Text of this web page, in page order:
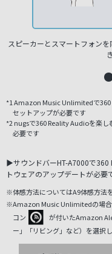
スピーカーとスマートフォン
*1 Amazon Music Unlimitedで
セットアップが必要です
*2 nugsで360 Reality Audioを楽
必要です
▶サウンドバーHT-A7000で360
トウェアのアップデートが必要
※体感方法についてはA9体感方法
※Amazon Music Unlimitedの場合
コン
が付いたAmazon
ー」「リビング」など）を選択